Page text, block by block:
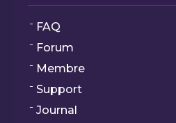
FAQ
Forum
Membre
Support
Journal